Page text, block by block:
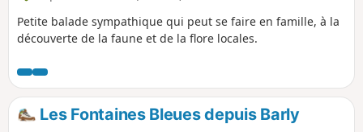
Petite balade sympathique qui peut se faire en famille, à la
découverte de la faune et de la flore locales.
Les Fontaines Bleues depuis Barly